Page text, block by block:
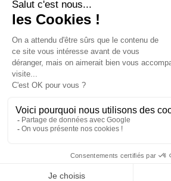
110€
S'INSCRIRE
DÉPARTEMENT
Designed by MecaSoft International
Copyright © 2026. Tous droits réservés